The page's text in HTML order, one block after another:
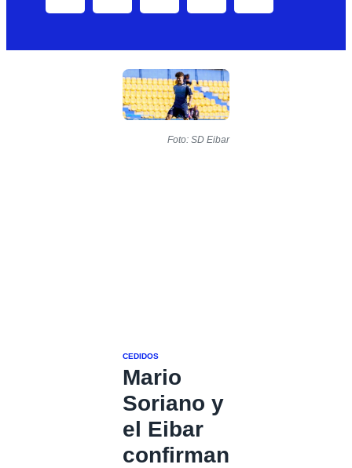
Foto: SD Eibar
CEDIDOS
Mario
Soriano y
el Eibar
confirman